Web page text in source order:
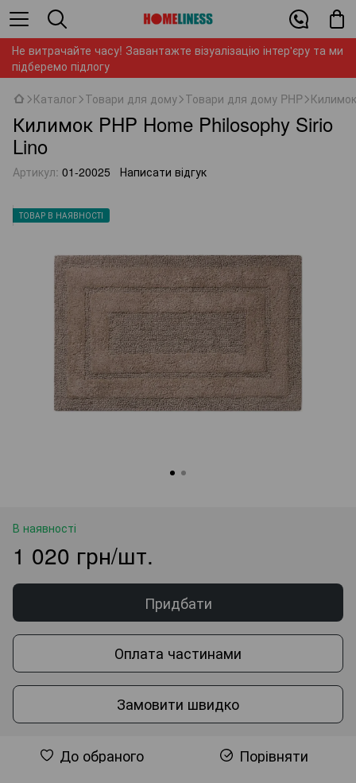
Не витрачайте часу! Завантажте візуалізацію інтер'єру та ми
підберемо підлогу
Каталог Товари для дому Товари для дому PHP
Килимок PHP Home Philosophy Sirio
Lino
Артикул: 01-20025 Написати відгук
ТОВАР В НАЯВНОСТІ
В наявності
1 020 грн/шт.
Придбати
Оплата частинами
Замовити швидко
До обраного Порівняти